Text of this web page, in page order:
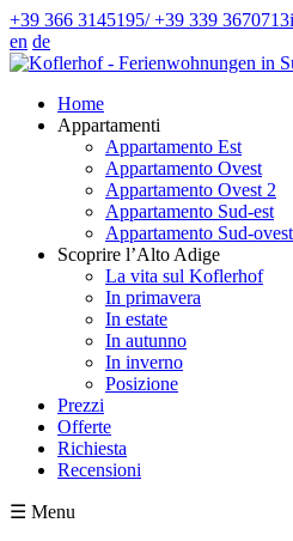
+39 366 3145195/ +39 339 3670713
en de
Home
Appartamenti
Appartamento Est
Appartamento Ovest
Appartamento Ovest 2
Appartamento Sud-est
Appartamento Sud-ovest
Scoprire l’Alto Adige
La vita sul Koflerhof
In primavera
In estate
In autunno
In inverno
Posizione
Prezzi
Offerte
Richiesta
Recensioni
☰ Menu